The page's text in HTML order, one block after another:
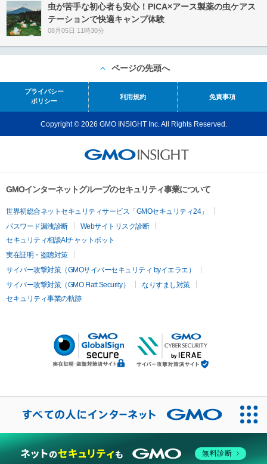
虫が苦手な初心者も安心！PICA×アース製薬の虫ケアス
テーションで快適キャンプ体験
08月05日 11時30分
ページの先頭へ
プライバシー
ポリシー
利用規約 免責事項
Copyright © 2026 GMO INSIGHT Inc. All Rights Reserved.
GMOインターネットグループのセキュリティ事業について
世界初総合ネットセキュリティサービス「GMOセキュリティ24」
パスワード漏洩診断
Webサイトリスク診断
セキュリティ相談AIチャットボット
実在証明・盗聴対策
サイバー攻撃対策（GMOサイバーセキュリティ byイエラエ）
サイバー攻撃対策（GMO Flatt Security）
なりすまし対策
セキュリティ事業の軌跡
無料診断